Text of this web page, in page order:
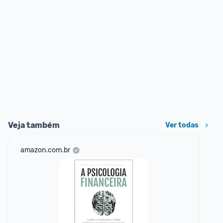
Veja também Ver todas
amazon.com.br